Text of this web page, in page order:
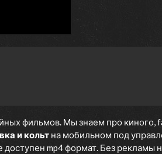
фильмов. Мы знаем про киного,
и кольт на мобильном под
mp4 формат. Без рекламы